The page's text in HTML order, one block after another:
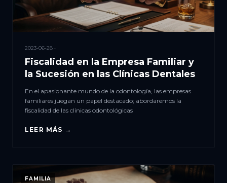
2023-06-28 •
Fiscalidad en la Empresa Familiar y
la Sucesión en las Clínicas Dentales
En el apasionante mundo de la odontología, las empresas
familiares juegan un papel destacado; abordaremos la
fiscalidad de las clínicas odontológicas
LEER MÁS →
FAMILIA